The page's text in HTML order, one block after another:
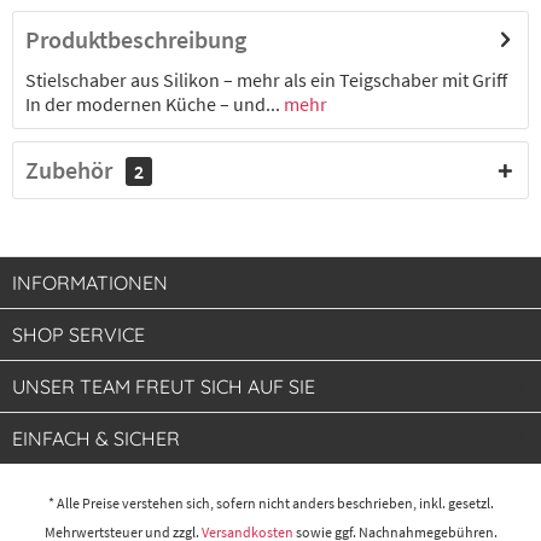
10,86 € *
Produktbeschreibung
Stielschaber aus Silikon – mehr als ein Teigschaber mit Griff
In der modernen Küche – und... mehr
Zubehör 2
INFORMATIONEN
SHOP SERVICE
UNSER TEAM FREUT SICH AUF SIE
EINFACH & SICHER
* Alle Preise verstehen sich, sofern nicht anders beschrieben, inkl. gesetzl.
Mehrwertsteuer und zzgl. Versandkosten sowie ggf. Nachnahmegebühren.